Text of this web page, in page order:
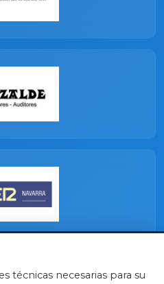
técnicas necesarias para su